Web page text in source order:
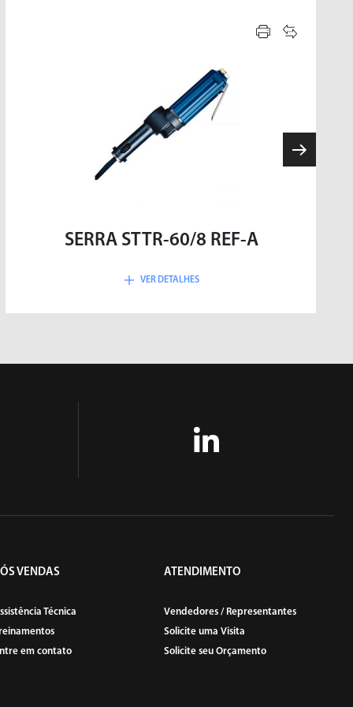
SERRA STTR-60/8 REF-A
VER DETALHES
VENDAS
Técnica
em contato
ATENDIMENTO
Vendedores / Representantes
Solicite uma Visita
Solicite seu Orçamento